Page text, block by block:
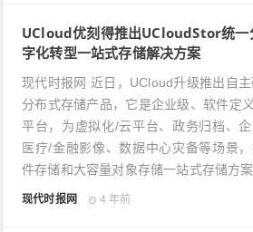
UCloud优刻得推出UCloudStor统一
字化转型一站式存储解决方案
现代时报网 近日，UCloud升级推出自
分布式存储产品，它是企业级、软件定
平台，为虚拟化/云平台、政务归档、企
医疗/金融影像、数据中心灾备等场景
件存储和大容量对象存储一站式存储方案
现代时报网 4 年前